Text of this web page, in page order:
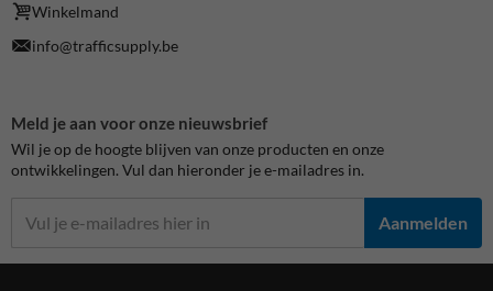
Winkelmand
info@trafficsupply.be
Meld je aan voor onze nieuwsbrief
Wil je op de hoogte blijven van onze producten en onze
ontwikkelingen. Vul dan hieronder je e-mailadres in.
Aanmelden